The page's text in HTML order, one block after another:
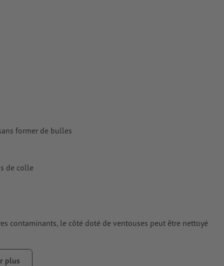
former de bulles
de colle
contaminants, le côté doté de ventouses peut être nettoyé
plus